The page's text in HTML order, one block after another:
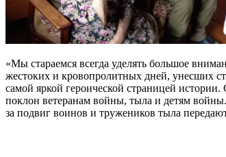
«Мы стараемся всегда уделять большое
жестоких и кровопролитных дней, унесших
самой яркой героической страницей
поклон ветеранам войны, тыла и детям
за подвиг воинов и тружеников тыла